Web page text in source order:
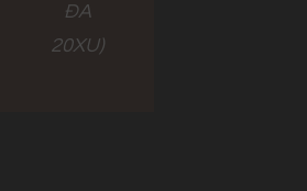
ĐA
20XU)